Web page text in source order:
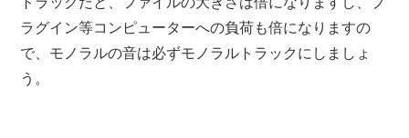
ラグイン等コンピューターへの負荷も倍になりますの
で、モノラルの音は必ずモノラルトラックにしましょ
う。